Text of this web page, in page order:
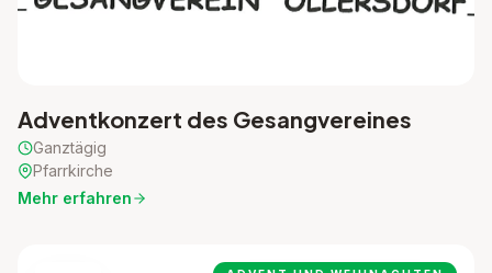
Adventkonzert des Gesangvereines
Ganztägig
Pfarrkirche
Mehr erfahren